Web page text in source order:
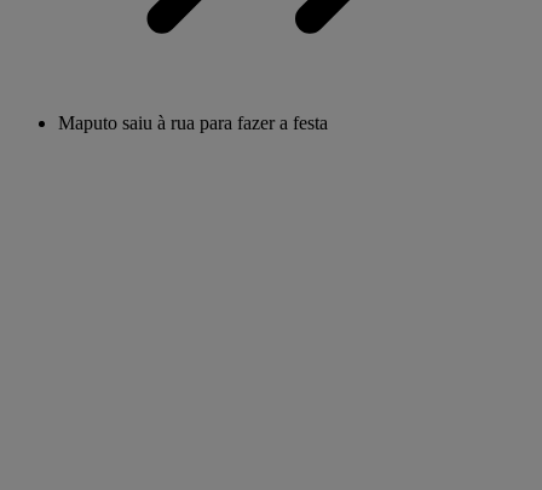
Maputo saiu à rua para fazer a festa